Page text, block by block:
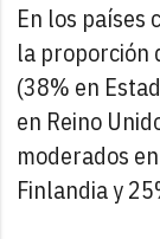
En los países
la proporción
(38% en
en Reino
moderados
Finlandia y